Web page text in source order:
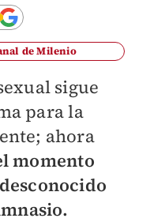
de Milenio
sigue
para la
ahora
momento